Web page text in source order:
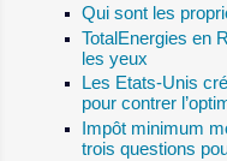
Qui sont les
TotalEnergies en
les yeux
Les Etats-Unis
pour contrer
Impôt minimum
trois questions